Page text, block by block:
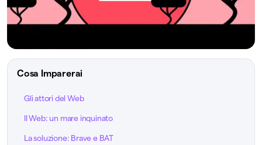
Cosa Imparerai
Gli attori del Web
Il Web: un mare inquinato
La soluzione: Brave e BAT